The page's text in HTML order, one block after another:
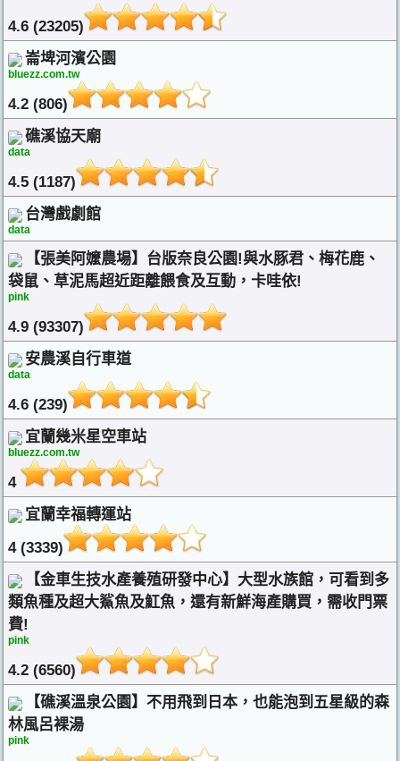
4.6 (23205)
崙埤河濱公園
bluezz.com.tw
4.2 (806)
礁溪協天廟
data
4.5 (1187)
台灣戲劇館
data
【張美阿嬤農場】台版奈良公園!與水豚君、梅花鹿、
袋鼠、草泥馬超近距離餵食及互動，卡哇依!
pink
4.9 (93307)
安農溪自行車道
data
4.6 (239)
宜蘭幾米星空車站
bluezz.com.tw
4
宜蘭幸福轉運站
4 (3339)
【金車生技水產養殖研發中心】大型水族館，可看到多
類魚種及超大鯊魚及魟魚，還有新鮮海產購買，需收門票
費!
pink
4.2 (6560)
【礁溪溫泉公園】不用飛到日本，也能泡到五星級的森
林風呂裸湯
pink